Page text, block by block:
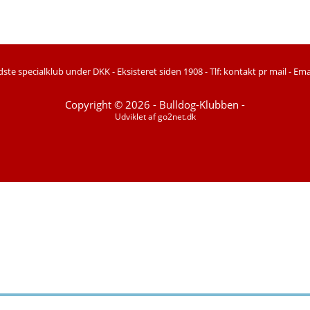
specialklub under DKK - Eksisteret siden 1908 -Tlf: kontakt pr mail -
Copyright © 2026 - Bulldog-Klubben -
Udviklet afgo2net.dk